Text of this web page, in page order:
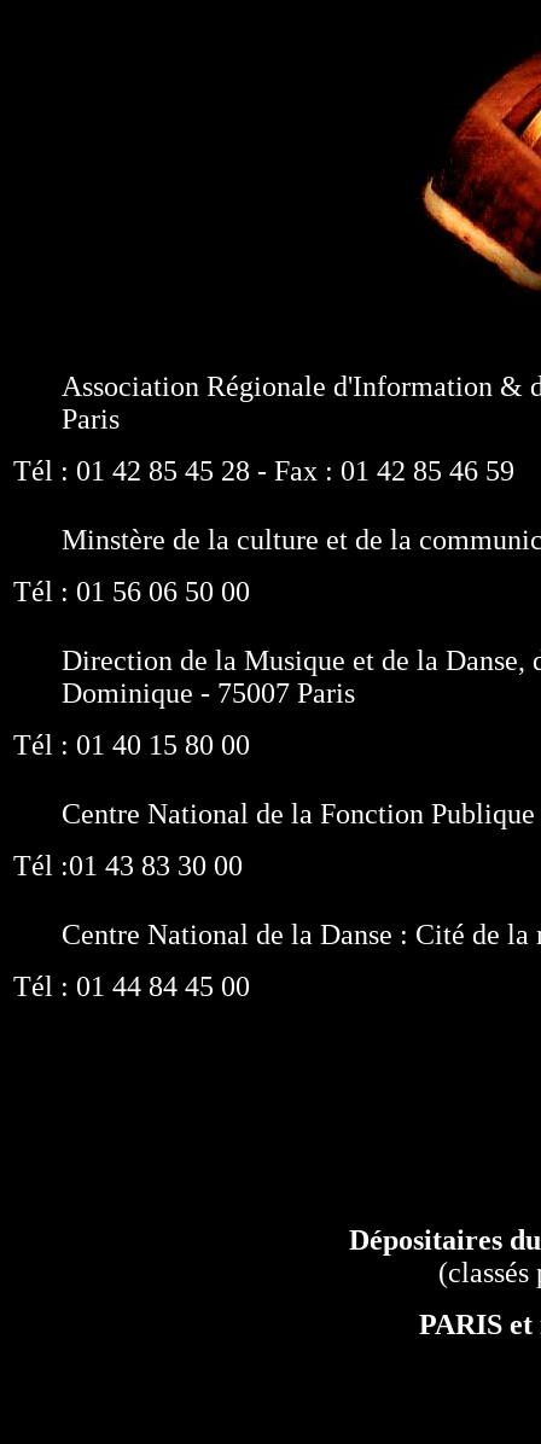
Association Régionale d'Information &
Paris
Tél : 01 42 85 45 28 - Fax : 01 42 85 46 59
Minstère de la culture et de la
Tél : 01 56 06 50 00
Direction de la Musique et de la Danse,
Dominique - 75007 Paris
Tél : 01 40 15 80 00
Centre National de la Fonction
Tél :01 43 83 30 00
Centre National de la Danse : Cité de la
Tél : 01 44 84 45 00
Dépositaires
(classés
PARIS